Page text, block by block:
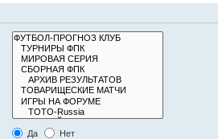
Да
Нет